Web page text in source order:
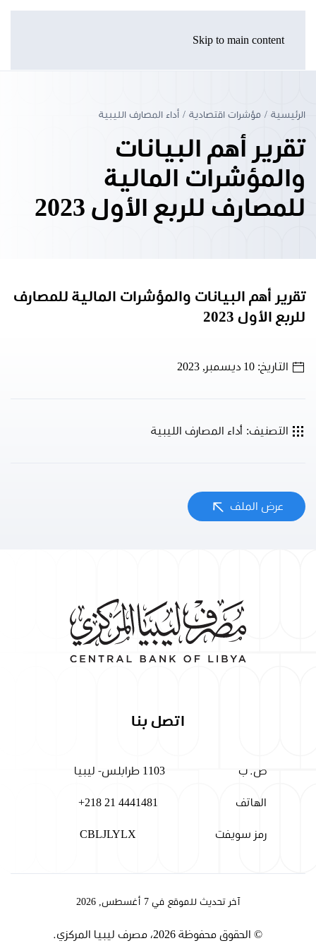
Skip to main content
الرئيسية مؤشرات اقتصادية أداء المصارف الليبية
تقرير أهم البيانات
والمؤشرات المالية
للمصارف للربع الأول 2023
تقرير أهم البيانات والمؤشرات المالية للمصارف
للربع الأول 2023
التاريخ: 10 ديسمبر, 2023
التصنيف: أداء المصارف الليبية
عرض الملف
اتصل بنا
ص. ب 1103 طرابلس- ليبيا
الهاتف +218 21 4441481
رمز سويفت CBLJLYLX
آخر تحديث للموقع في 7 أغسطس, 2026
© الحقوق محفوظة 2026، مصرف ليبيا المركزي.